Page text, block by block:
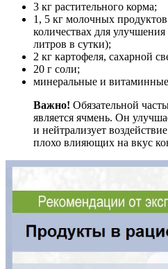
3 кг растительного корма;
1, 5 кг молочных
количествах для
литров в сутки);
2 кг картофеля, сахарной
20 г соли;
минеральные и
Важно! Обязательной
является ячмень. Он
и нейтрализует
плохо влияющих на вкус